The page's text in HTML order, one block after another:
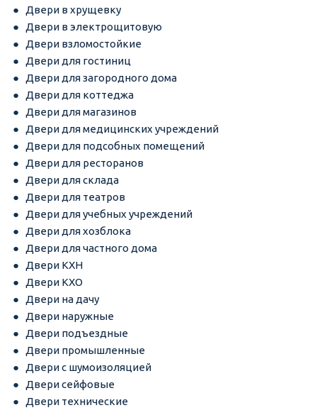
Двери в хрущевку
Двери в электрощитовую
Двери взломостойкие
Двери для гостиниц
Двери для загородного дома
Двери для коттеджа
Двери для магазинов
Двери для медицинских учреждений
Двери для подсобных помещений
Двери для ресторанов
Двери для склада
Двери для театров
Двери для учебных учреждений
Двери для хозблока
Двери для частного дома
Двери КХН
Двери КХО
Двери на дачу
Двери наружные
Двери подъездные
Двери промышленные
Двери с шумоизоляцией
Двери сейфовые
Двери технические